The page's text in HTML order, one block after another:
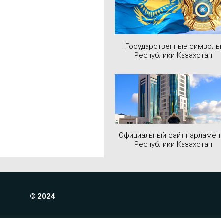
Государственные символы
Республики Казахстан
Официальный сайт
Республики Казахстан
© 2024